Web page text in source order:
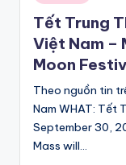
in
Tết Trung
Việt Nam –
Moon
Theo nguồn tin
Nam WHAT: Tết
September 30,
Mass will…